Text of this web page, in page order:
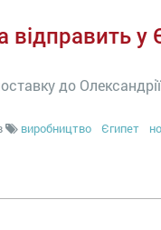
відправить
до
виробництво Єгипет